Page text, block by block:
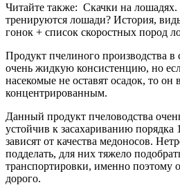
Читайте также: Скачки на лошадях.
тренируются лошади? История,
гонок + список скоростных пород
Продукт пчелиного производства в
очень жидкую консистенцию, но
насекомые не оставят осадок, то он
концентрированным.
Данный продукт пчеловодства
устойчив к засахариванию порядка
зависят от качества медоносов.
подделать, для них тяжело
транспортировки, именно поэтому
дорого.